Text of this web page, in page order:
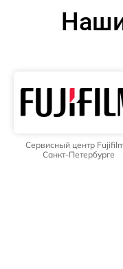
Сервисный центр
Санкт-Петербурге